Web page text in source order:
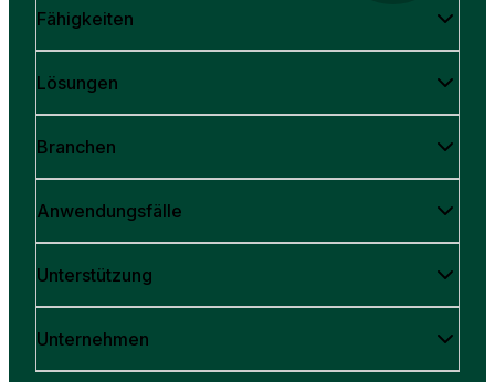
Fähigkeiten
Lösungen
Branchen
Anwendungsfälle
Unterstützung
Unternehmen